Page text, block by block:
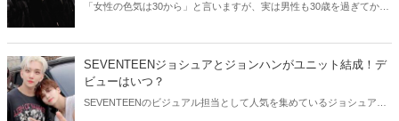
「女性の色気は30から」と言いますが、実は男性も30歳を過ぎてから
SEVENTEENジョシュアとジョンハンがユニット結成！デ
ビューはいつ？
SEVENTEENのビジュアル担当として人気を集めているジョシュアと